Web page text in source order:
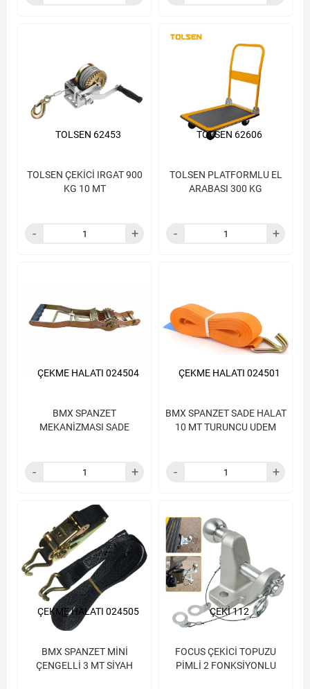
TOLSEN ÇEKİCİ IRGAT 900
KG 10 MT
TOLSEN 62453
TOLSEN PLATFORMLU EL
ARABASI 300 KG
TOLSEN 62606
BMX SPANZET
MEKANİZMASI SADE
ÇEKME HALATI 024504
BMX SPANZET SADE HALAT
10 MT TURUNCU UDEM
ÇEKME HALATI 024501
BMX SPANZET MİNİ
ÇENGELLİ 3 MT SİYAH
ÇEKME HALATI 024505
FOCUS ÇEKİCİ TOPUZU
PİMLİ 2 FONKSİYONLU
ÇEKİ 112